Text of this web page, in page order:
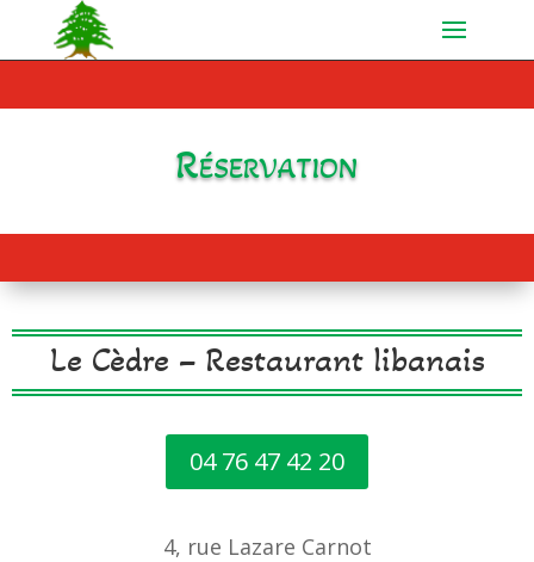
Réservation
Le Cèdre – Restaurant libanais
04 76 47 42 20
4, rue Lazare Carnot